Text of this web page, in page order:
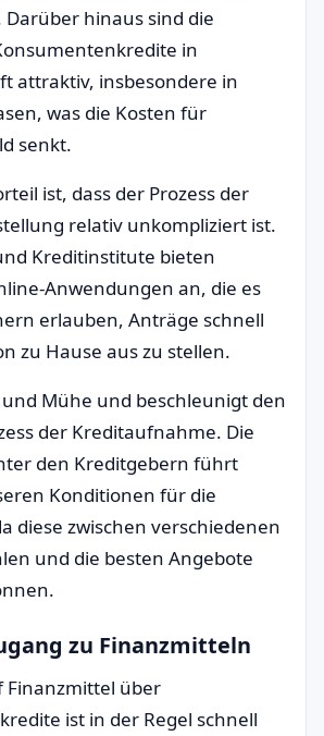
hinaus sind die
in
attraktiv, insbesondere in
was die Kosten für
senkt.
ist, dass der Prozess der
relativ unkompliziert ist.
Kreditinstitute bieten
Anwendungen an, die es
erlauben, Anträge schnell
zu Hause aus zu stellen.
und Mühe und beschleunigt den
der Kreditaufnahme. Die
den Kreditgebern führt
Konditionen für die
diese zwischen verschiedenen
und die besten Angebote
zu Finanzmitteln
Finanzmittel über
ist in der Regel schnell